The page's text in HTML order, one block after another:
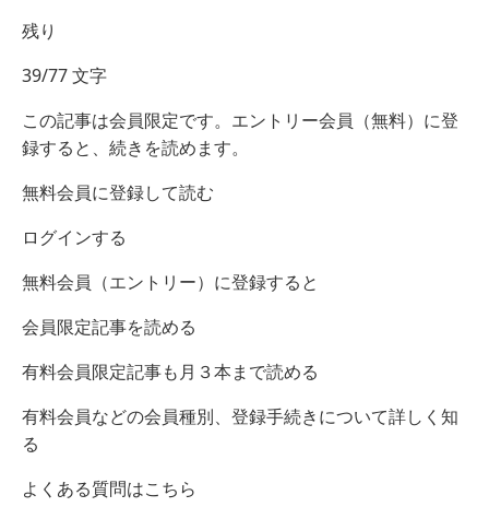
残り
39/77 文字
この記事は会員限定です。エントリー会員（無料）に登
録すると、続きを読めます。
無料会員に登録して読む
ログインする
無料会員（エントリー）に登録すると
会員限定記事を読める
有料会員限定記事も月３本まで読める
有料会員などの会員種別、登録手続きについて詳しく知
る
よくある質問はこちら